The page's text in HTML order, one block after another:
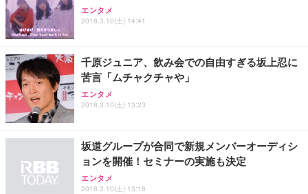
エンタメ
2018.3.10(土) 14:41
千原ジュニア、飲み会での自由すぎる坂上忍に
苦言「ムチャクチャや」
エンタメ
2018.3.10(土) 13:23
坂道グループが合同で新規メンバーオーディシ
ョンを開催！セミナーの実施も決定
エンタメ
2018.3.10(土) 13:18